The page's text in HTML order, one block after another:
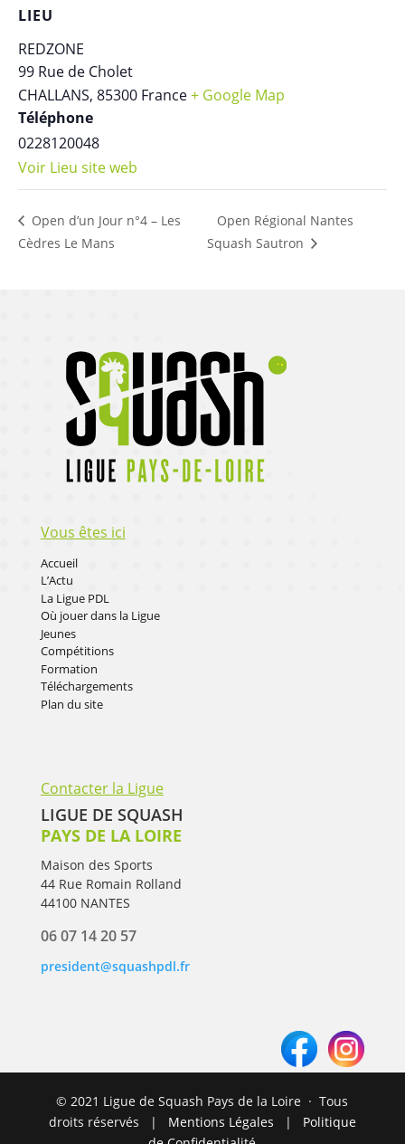
LIEU
REDZONE
99 Rue de Cholet
CHALLANS, 85300 France+ Google Map
Téléphone
0228120048
Voir Lieu site web
Open d’un Jour n°4 – Les
Cèdres Le Mans
Open Régional Nantes
Squash Sautron
Vous êtes ici
Accueil
L’Actu
La Ligue PDL
Où jouer dans la Ligue
Jeunes
Compétitions
Formation
Téléchargements
Plan du site
Contacter la Ligue
LIGUE DE SQUASH
PAYS DE LA LOIRE
Maison des Sports
44 Rue Romain Rolland
44100 NANTES
06 07 14 20 57
president@squashpdl.fr
© 2021 Ligue de Squash Pays de la Loire · Tous
droits réservés |
Mentions Légales | Politique